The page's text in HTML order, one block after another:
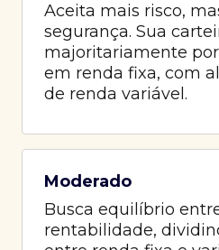
Aceita mais risco,
segurança. Sua
majoritariamente
em renda fixa, com
de renda variável.
Moderado
Busca equilíbrio
rentabilidade,